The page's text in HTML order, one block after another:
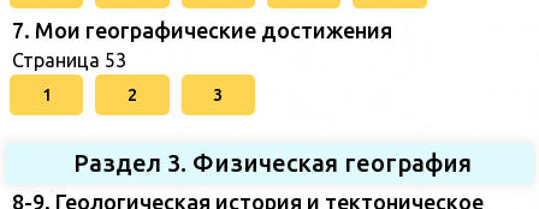
7. Мои географические достижения
Страница 53
1 2 3
Раздел 3. Физическая география
8-9. Геологическая история и тектоническое